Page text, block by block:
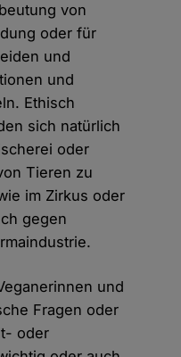
von
oder für
und
und
Ethisch
sich natürlich
oder
Tieren zu
im Zirkus oder
gegen
und
Fragen oder
oder